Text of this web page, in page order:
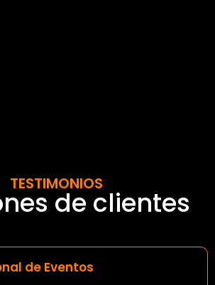
TESTIMONIOS
de clientes
de Eventos